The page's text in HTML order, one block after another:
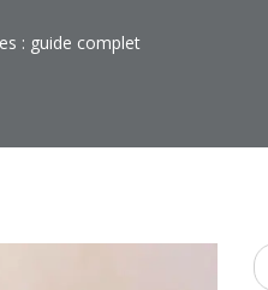
: guide complet